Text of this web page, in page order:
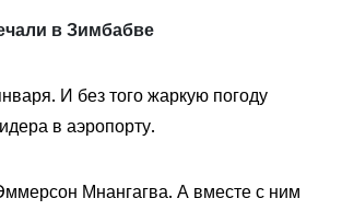
в Зимбабве
И без того жаркую погоду
в аэропорту.
Мнангагва. А вместе с ним